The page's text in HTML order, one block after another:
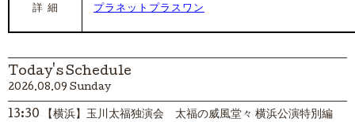
詳 細 プラネットプラスワン
Today's Schedule
2026.08.09 Sunday
13:30 【横浜】玉川太福独演会 太福の威風堂々 横浜公演特別編